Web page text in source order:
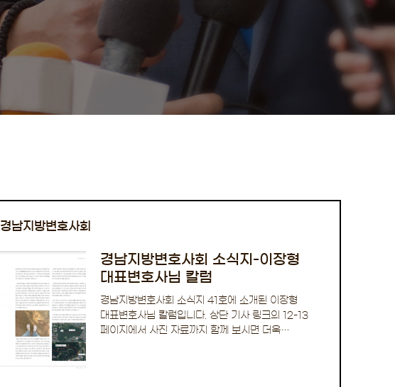
경남지방변호사회
경남지방변호사회 소식지-이장형
대표변호사님 칼럼
경남지방변호사회 소식지 41호에 소개된 이장형
대표변호사님 칼럼입니다. 상단 기사 링크의 12-13
페이지에서 사진 자료까지 함께 보시면 더욱